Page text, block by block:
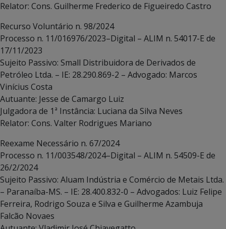
Relator: Cons. Guilherme Frederico de Figueiredo Castro
Recurso Voluntário n. 98/2024
Processo n. 11/016976/2023–Digital – ALIM n. 54017-E de
17/11/2023
Sujeito Passivo: Small Distribuidora de Derivados de
Petróleo Ltda. – IE: 28.290.869-2 – Advogado: Marcos
Vinícius Costa
Autuante: Jesse de Camargo Luiz
Julgadora de 1ª Instância: Luciana da Silva Neves
Relator: Cons. Valter Rodrigues Mariano
Reexame Necessário n. 67/2024
Processo n. 11/003548/2024–Digital – ALIM n. 54509-E de
26/2/2024
Sujeito Passivo: Aluam Indústria e Comércio de Metais Ltda.
– Paranaíba-MS. – IE: 28.400.832-0 – Advogados: Luiz Felipe
Ferreira, Rodrigo Souza e Silva e Guilherme Azambuja
Falcão Novaes